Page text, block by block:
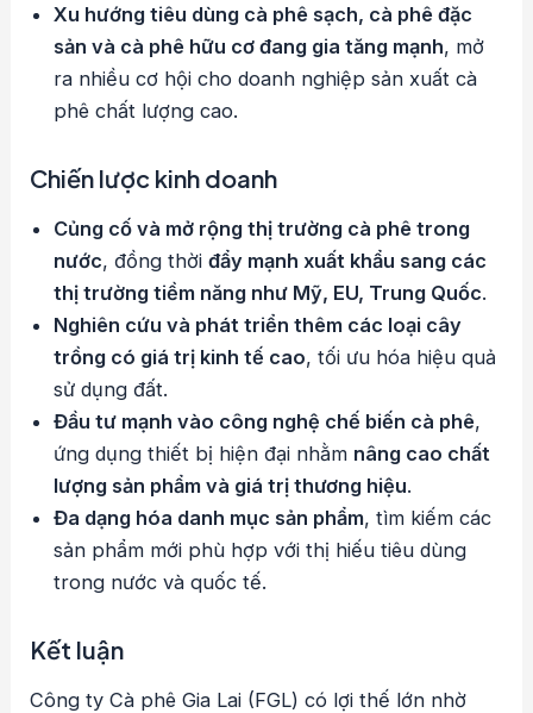
Xu hướng tiêu dùng cà phê sạch, cà phê đặc
sản và cà phê hữu cơ đang gia tăng mạnh, mở
ra nhiều cơ hội cho doanh nghiệp sản xuất cà
phê chất lượng cao.
Chiến lược kinh doanh
Củng cố và mở rộng thị trường cà phê trong
nước, đồng thờiđẩy mạnh xuất khẩu sang các
thị trường tiềm năng như Mỹ, EU, Trung Quốc.
Nghiên cứu và phát triển thêm các loại cây
trồng có giá trị kinh tế cao, tối ưu hóa hiệu quả
sử dụng đất.
Đầu tư mạnh vào công nghệ chế biến cà phê,
ứng dụng thiết bị hiện đại nhằm nâng cao chất
lượng sản phẩm và giá trị thương hiệu.
Đa dạng hóa danh mục sản phẩm, tìm kiếm các
sản phẩm mới phù hợp với thị hiếu tiêu dùng
trong nước và quốc tế.
Kết luận
Công ty Cà phê Gia Lai (FGL) có lợi thế lớn nhờ